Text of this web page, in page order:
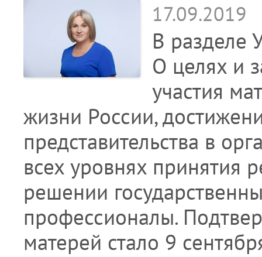
17.09.2019
В разделе
О целях и
участия
жизни России,
представительства в
всех уровнях принятия
решении
профессионалы.
матерей стало 9